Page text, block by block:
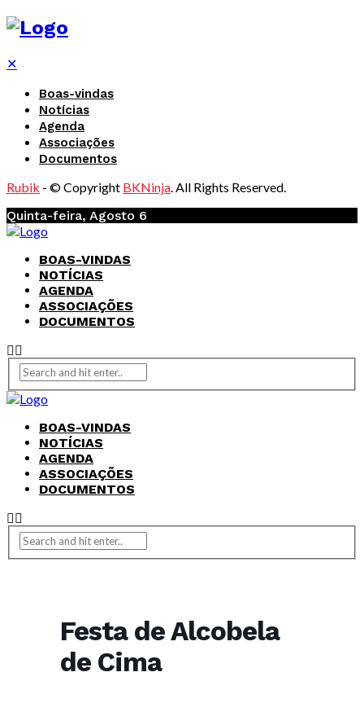
✕
Boas-vindas
Notícias
Agenda
Associações
Documentos
Rubik - © Copyright BKNinja. All Rights Reserved.
Quinta-feira, Agosto 6
BOAS-VINDAS
NOTÍCIAS
AGENDA
ASSOCIAÇÕES
DOCUMENTOS
BOAS-VINDAS
NOTÍCIAS
AGENDA
ASSOCIAÇÕES
DOCUMENTOS
Festa de Alcobela
de Cima